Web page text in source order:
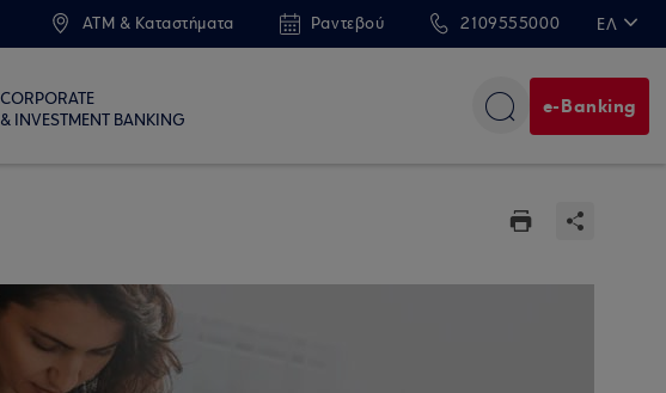
ATM & Καταστήματα Ραντεβού 2109555000 ΕΛ
CORPORATE
& INVESTMENT BANKING
e-Banking